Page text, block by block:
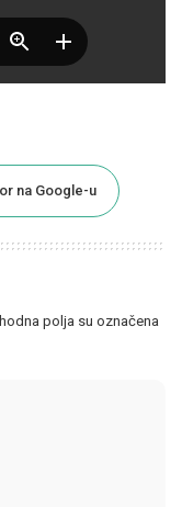
na Google-u
polja su označena